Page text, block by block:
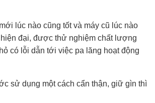
lúc nào cũng tốt và máy cũ lúc nào
đại, được thử nghiệm chất lượng
có lỗi dẫn tới việc pa lăng hoạt động
sử dụng một cách cẩn thận, giữ gìn thì